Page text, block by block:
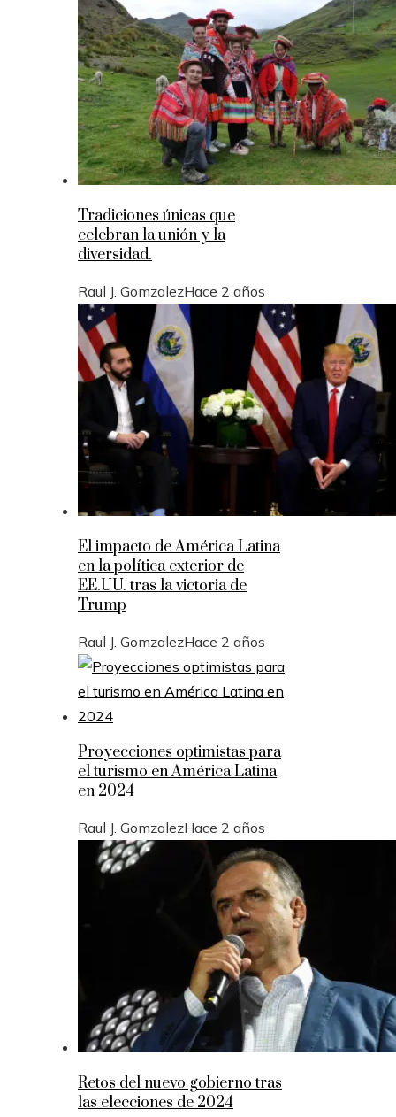
Tradiciones únicas que
celebran la unión y la
diversidad.
Raul J. GomzalezHace 2 años
El impacto de América Latina
en la política exterior de
EE.UU. tras la victoria de
Trump
Raul J. GomzalezHace 2 años
Proyecciones optimistas para
el turismo en América Latina
en 2024
Raul J. GomzalezHace 2 años
Retos del nuevo gobierno tras
las elecciones de 2024